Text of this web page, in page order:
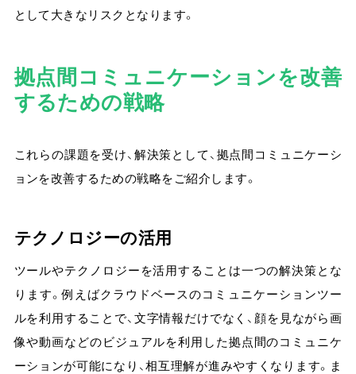
として大きなリスクとなります。
拠点間コミュニケーションを改善
するための戦略
これらの課題を受け、解決策として、拠点間コミュニケーシ
ョンを改善するための戦略をご紹介します。
テクノロジーの活用
ツールやテクノロジーを活用することは一つの解決策とな
ります。例えばクラウドベースのコミュニケーションツー
ルを利用することで、文字情報だけでなく、顔を見ながら画
像や動画などのビジュアルを利用した拠点間のコミュニケ
ーションが可能になり、相互理解が進みやすくなります。ま